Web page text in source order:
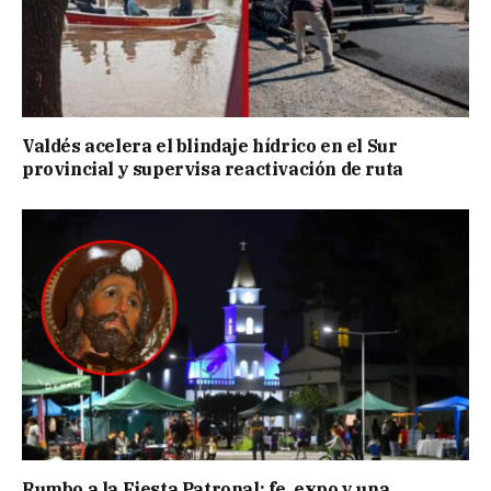
Valdés acelera el blindaje hídrico en el Sur
provincial y supervisa reactivación de ruta